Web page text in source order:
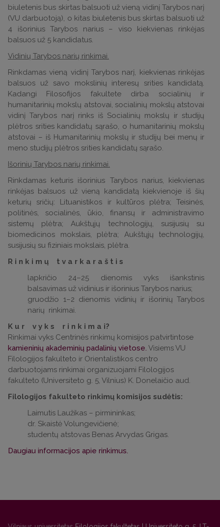
biuletenis bus skirtas balsuoti už vieną vidinį Tarybos narį
(VU darbuotoją), o kitas biuletenis bus skirtas balsuoti už
4 išorinius Tarybos narius – viso kiekvienas rinkėjas
balsuos už 5 kandidatus.
Vidinių Tarybos narių rinkimai.
Rinkdamas vieną vidinį Tarybos narį, kiekvienas rinkėjas
balsuos už savo mokslinių interesų srities kandidatą.
Kadangi Filosofijos fakultete dirba socialinių ir
humanitarinių mokslų atstovai, socialinių mokslų atstovai
vidinį Tarybos narį rinks iš Socialinių mokslų ir studijų
plėtros srities kandidatų sąrašo, o humanitarinių mokslų
atstovai – iš Humanitarinių mokslų ir studijų bei menų ir
meno studijų plėtros srities kandidatų sąrašo.
Išorinių Tarybos narių rinkimai.
Rinkdamas keturis išorinius Tarybos narius, kiekvienas
rinkėjas balsuos už vieną kandidatą kiekvienoje iš šių
keturių sričių: Lituanistikos ir kultūros plėtra; Teisinės,
politinės, socialinės, ūkio, finansų ir administravimo
sistemų plėtra; Aukštųjų technologijų, susijusių su
biomedicinos mokslais, plėtra; Aukštųjų technologijų,
susijusių su fiziniais mokslais, plėtra.
R i n k i m ų t v a r k a r a š t i s
lapkričio 24–25 dienomis vyks išankstinis
balsavimas už vidinius ir išorinius Tarybos narius;
gruodžio 1–2 dienomis vidinių ir išorinių Tarybos
narių rinkimai.
K u r v y k s r i n k i m a i?
Rinkimai vyks Centrinės rinkimų komisijos patvirtintose
kamieninių akademinių padalinių vietose. Visiems VU
Filologijos fakulteto ir Orientalistikos centro
darbuotojams rinkimai organizuojami Filologijos
fakulteto (Universiteto g. 5, Vilnius) K. Donelaičio aud.
Filologijos fakulteto rinkimų komisijos sudėtis:
Laimutis Laužikas – pirmininkas;
dr. Skaistė Volungevičienė;
studentų atstovas Benas Arvydas Grigas.
Daugiau informacijos apie rinkimus.